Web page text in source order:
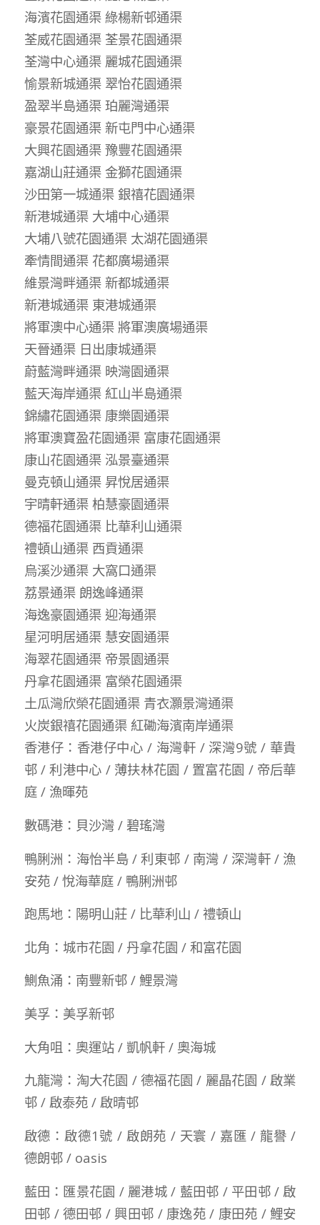
海濱花園通渠 綠楊新邨通渠
荃威花園通渠 荃景花園通渠
荃灣中心通渠 麗城花園通渠
愉景新城通渠 翠怡花園通渠
盈翠半島通渠 珀麗灣通渠
豪景花園通渠 新屯門中心通渠
大興花園通渠 豫豐花園通渠
嘉湖山莊通渠 金獅花園通渠
沙田第一城通渠 銀禧花園通渠
新港城通渠 大埔中心通渠
大埔八號花園通渠 太湖花園通渠
牽情間通渠 花都廣場通渠
維景灣畔通渠 新都城通渠
新港城通渠 東港城通渠
將軍澳中心通渠 將軍澳廣場通渠
天晉通渠 日出康城通渠
蔚藍灣畔通渠 映灣園通渠
藍天海岸通渠 紅山半島通渠
錦繡花園通渠 康樂園通渠
將軍澳寶盈花園通渠 富康花園通渠
康山花園通渠 泓景臺通渠
曼克頓山通渠 昇悅居通渠
宇晴軒通渠 柏慧豪園通渠
德福花園通渠 比華利山通渠
禮頓山通渠 西貢通渠
烏溪沙通渠 大窩口通渠
荔景通渠 朗逸峰通渠
海逸豪園通渠 迎海通渠
星河明居通渠 慧安園通渠
海翠花園通渠 帝景園通渠
丹拿花園通渠 富榮花園通渠
土瓜灣欣榮花園通渠 青衣灝景灣通渠
火炭銀禧花園通渠 紅磡海濱南岸通渠
香港仔：香港仔中心 / 海灣軒 / 深灣9號 / 華貴
邨 / 利港中心 / 薄扶林花園 / 置富花園 / 帝后華
庭 / 漁暉苑
數碼港：貝沙灣 / 碧瑤灣
鴨脷洲：海怡半島 / 利東邨 / 南灣 / 深灣軒 / 漁
安苑 / 悅海華庭 / 鴨脷洲邨
跑馬地：陽明山莊 / 比華利山 / 禮頓山
北角：城市花園 / 丹拿花園 / 和富花園
鰂魚涌：南豐新邨 / 鯉景灣
美孚：美孚新邨
大角咀：奧運站 / 凱帆軒 / 奧海城
九龍灣：淘大花園 / 德福花園 / 麗晶花園 / 啟業
邨 / 啟泰苑 / 啟晴邨
啟德：啟德1號 / 啟朗苑 / 天寰 / 嘉匯 / 龍譽 /
德朗邨 / oasis
藍田：匯景花園 / 麗港城 / 藍田邨 / 平田邨 / 啟
田邨 / 德田邨 / 興田邨 / 康逸苑 / 康田苑 / 鯉安